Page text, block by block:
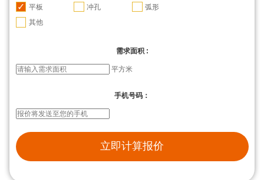
✓ 平板 冲孔 弧形
其他
需求面积 :
平方米
手机号码：
立即计算报价